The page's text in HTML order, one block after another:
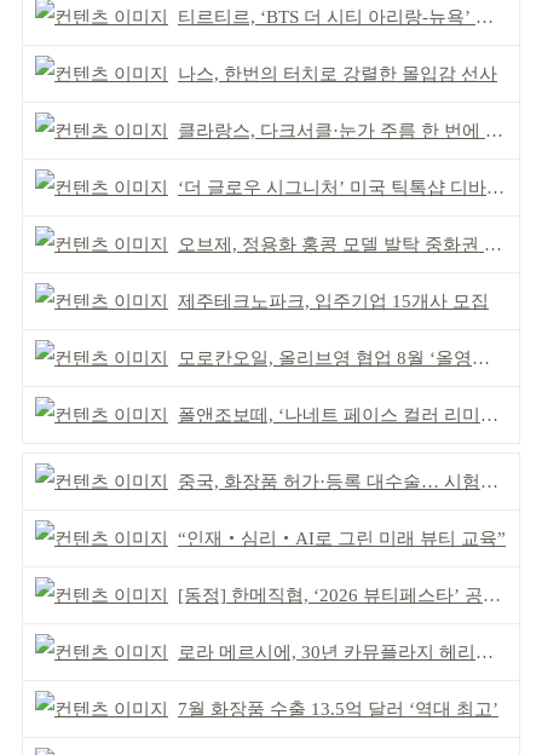
티르티르, ‘BTS 더 시티 아리랑-뉴욕’ 참여
나스, 한번의 터치로 강렬한 몰입감 선사
클라랑스, 다크서클·눈가 주름 한 번에 더블 케어
‘더 글로우 시그니처’ 미국 틱톡샵 디바이스 부문 1위
오브제, 정용화 홍콩 모델 발탁 중화권 공략 강화
제주테크노파크, 입주기업 15개사 모집
모로칸오일, 올리브영 협업 8월 ‘올영픽’ 선정
폴앤조보떼, ‘나네트 페이스 컬러 리미티드’ 출시
중국, 화장품 허가·등록 대수술… 시험자료 공용 허용
“인재‧심리‧AI로 그린 미래 뷰티 교육”
[동정] 한메직협, ‘2026 뷰티페스타’ 공동 주최
로라 메르시에, 30년 카뮤플라지 헤리티지 담아
7월 화장품 수출 13.5억 달러 ‘역대 최고’